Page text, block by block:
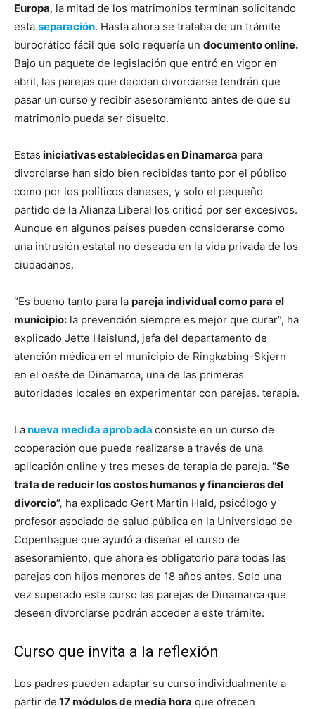
Europa, la mitad de los matrimonios terminan solicitando
esta separación. Hasta ahora se trataba de un trámite
burocrático fácil que solo requería un documento online.
Bajo un paquete de legislación que entró en vigor en
abril, las parejas que decidan divorciarse tendrán que
pasar un curso y recibir asesoramiento antes de que su
matrimonio pueda ser disuelto.
Estas iniciativas establecidas en Dinamarca para
divorciarse han sido bien recibidas tanto por el público
como por los políticos daneses, y solo el pequeño
partido de la Alianza Liberal los criticó por ser excesivos.
Aunque en algunos países pueden considerarse como
una intrusión estatal no deseada en la vida privada de los
ciudadanos.
“Es bueno tanto para la pareja individual como para el
municipio: la prevención siempre es mejor que curar”, ha
explicado Jette Haislund, jefa del departamento de
atención médica en el municipio de Ringkøbing-Skjern
en el oeste de Dinamarca, una de las primeras
autoridades locales en experimentar con parejas. terapia.
Lanueva medida aprobada consiste en un curso de
cooperación que puede realizarse a través de una
aplicación online y tres meses de terapia de pareja. “Se
trata de reducir los costos humanos y financieros del
divorcio”, ha explicado Gert Martin Hald, psicólogo y
profesor asociado de salud pública en la Universidad de
Copenhague que ayudó a diseñar el curso de
asesoramiento, que ahora es obligatorio para todas las
parejas con hijos menores de 18 años antes. Solo una
vez superado este curso las parejas de Dinamarca que
deseen divorciarse podrán acceder a este trámite.
Curso que invita a la reflexión
Los padres pueden adaptar su curso individualmente a
partir de 17 módulos de media hora que ofrecen